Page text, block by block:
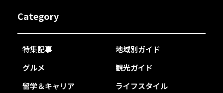
Category
特集記事
地域別ガイド
グルメ
観光ガイド
留学＆キャリア
ライフスタイル